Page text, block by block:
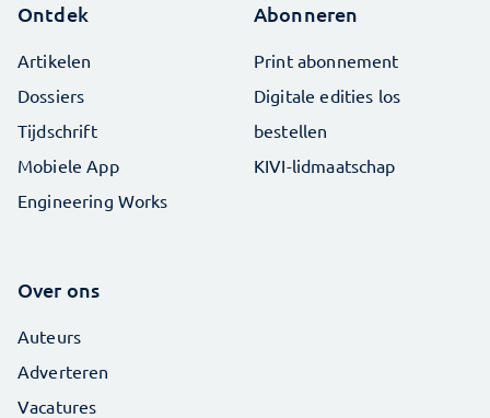
Ontdek
Artikelen
Dossiers
Tijdschrift
Mobiele App
Engineering Works
Abonneren
Print abonnement
Digitale edities los
bestellen
KIVI-lidmaatschap
Over ons
Auteurs
Adverteren
Vacatures